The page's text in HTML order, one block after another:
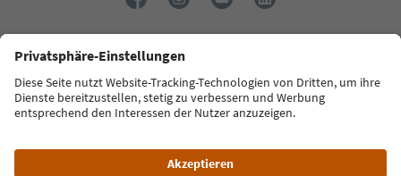
Sprache: Deutsch
FAQ Kontakt Presse MICE Datenschutzerklärung
Zugänglichkeitserklärung